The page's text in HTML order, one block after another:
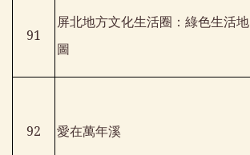
91
屏北地方文化生活圈：綠色生活地
圖
92 愛在萬年溪